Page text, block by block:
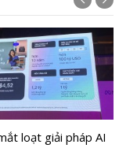
loạt giải pháp AI